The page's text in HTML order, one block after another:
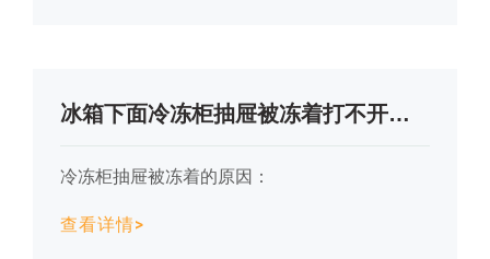
冰箱下面冷冻柜抽屉被冻着打不开怎么办啊？
冷冻柜抽屉被冻着的原因：
查看详情>